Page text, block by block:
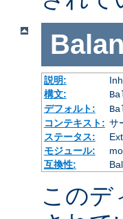
説明:
構文:
デフォルト:
コンテキスト: サ
ステータス:
モジュール:
互換性:
このデ